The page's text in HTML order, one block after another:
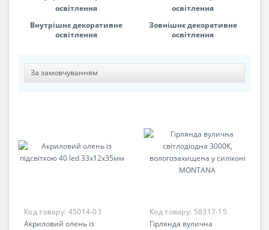
Внутрішнє декоративне
освітлення
Зовнішнє декоративне
освітлення
Код товару: 45014-03
Акриловий олень із
Код товару: 58317-15
Гірлянда вулична